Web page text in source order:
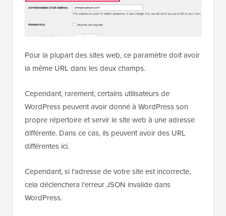
Pour la plupart des sites web, ce paramètre doit avoir
la même URL dans les deux champs.
Cependant, rarement, certains utilisateurs de
WordPress peuvent avoir donné à WordPress son
propre répertoire et servir le site web à une adresse
différente. Dans ce cas, ils peuvent avoir des URL
différentes ici.
Cependant, si l'adresse de votre site est incorrecte,
cela déclenchera l'erreur JSON invalide dans
WordPress.